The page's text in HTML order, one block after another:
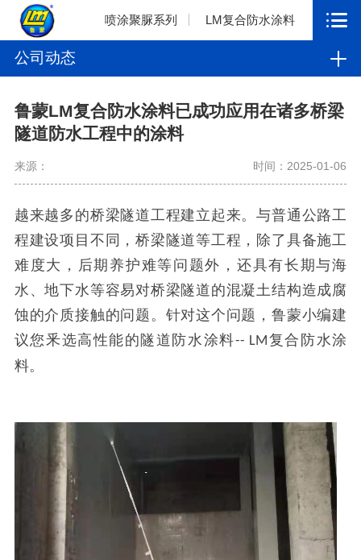
喷涂聚脲系列 LM复合防水涂料
公司动态
鲁蒙LM复合防水涂料已成功应用在诸多桥梁
隧道防水工程中的涂料
来源： 时间：2025-01-06
越来越多的桥梁隧道工程建立起来。与普通公路工
程建设项目不同，桥梁隧道等工程，除了具备施工
难度大，后期养护难等问题外，还具有长期与海
水、地下水等容易对桥梁隧道的混凝土结构造成腐
蚀的介质接触的问题。针对这个问题，鲁蒙小编建
议您釆选高性能的隧道防水涂料-- LM 复合防水涂
料。